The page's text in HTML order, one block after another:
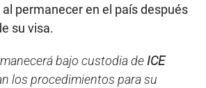
permanecer en el país después
su visa.
bajo custodia de ICE
los procedimientos para su